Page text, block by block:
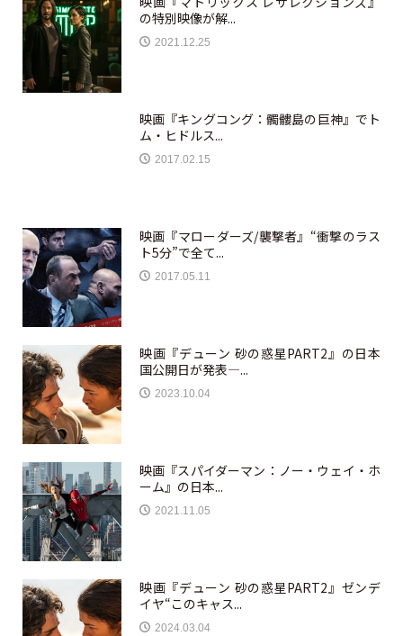
の特別映像が解...
2021.12.25
映画『キングコング：髑髏島の巨神』でト
ム・ヒドルス...
2017.02.15
映画『マローダーズ/襲撃者』“衝撃のラス
ト5分”で全て...
2017.05.11
映画『デューン 砂の惑星PART2』の日本
国公開日が発表—...
2023.10.04
映画『スパイダーマン：ノー・ウェイ・ホ
ーム』の日本...
2021.11.05
映画『デューン 砂の惑星PART2』ゼンデ
イヤ“このキャス...
2024.03.04